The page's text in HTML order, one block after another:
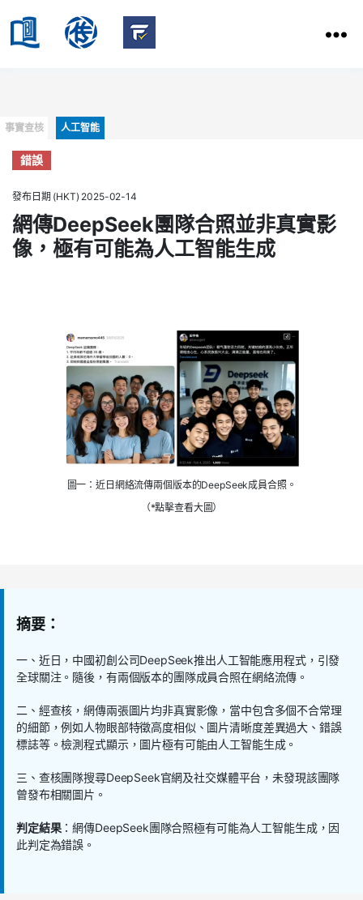
HKBU
of
Communication
Categories
事實查核 人工智能
錯誤
發布日期 (HKT) 2025-02-14
網傳DeepSeek團隊合照並非真實影
像，極有可能為人工智能生成
圖一：近日網絡流傳兩個版本的DeepSeek成員合照。
（*點擊查看大圖）
摘要：
一、近日，中國初創公司DeepSeek推出人工智能應用程式，引發
全球關注。隨後，有兩個版本的團隊成員合照在網絡流傳。
二、經查核，網傳兩張圖片均非真實影像，當中包含多個不合常理
的細節，例如人物眼部特徵高度相似、圖片清晰度差異過大、錯誤
標誌等。檢測程式顯示，圖片極有可能由人工智能生成。
三、查核團隊搜尋DeepSeek官網及社交媒體平台，未發現該團隊
曾發布相關圖片。
判定結果：網傳DeepSeek團隊合照極有可能為人工智能生成，因
此判定為錯誤。